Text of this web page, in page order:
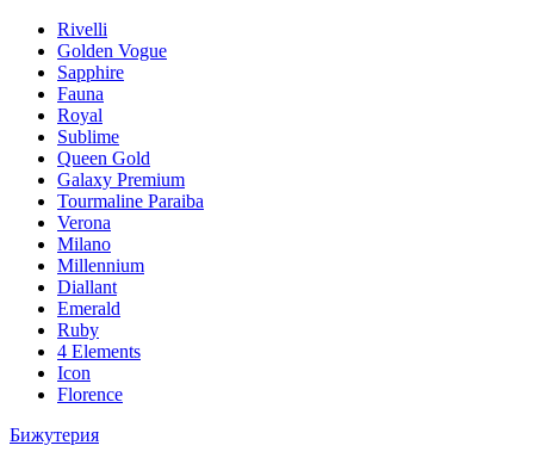
Rivelli
Golden Vogue
Sapphire
Fauna
Royal
Sublime
Queen Gold
Galaxy Premium
Tourmaline Paraiba
Verona
Milano
Millennium
Diallant
Emerald
Ruby
4 Elements
Icon
Florence
Бижутерия